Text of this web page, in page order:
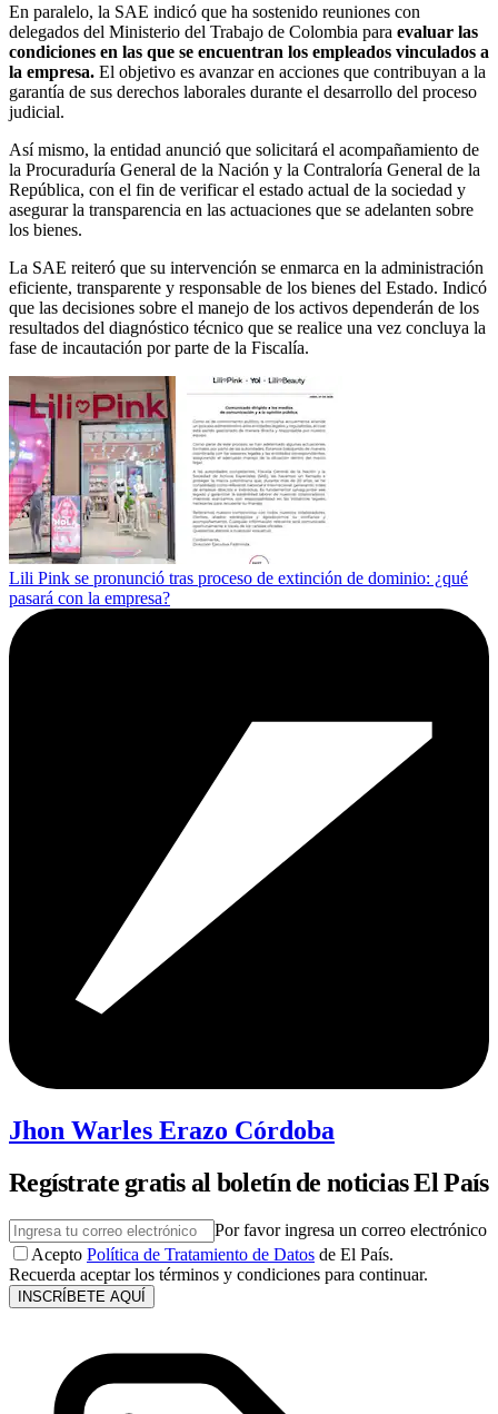
En paralelo, la SAE indicó que ha sostenido reuniones con
delegados del Ministerio del Trabajo de Colombia para evaluar las
condiciones en las que se encuentran los empleados vinculados a
la empresa. El objetivo es avanzar en acciones que contribuyan a la
garantía de sus derechos laborales durante el desarrollo del proceso
judicial.
Así mismo, la entidad anunció que solicitará el acompañamiento de
la Procuraduría General de la Nación y la Contraloría General de la
República, con el fin de verificar el estado actual de la sociedad y
asegurar la transparencia en las actuaciones que se adelanten sobre
los bienes.
La SAE reiteró que su intervención se enmarca en la administración
eficiente, transparente y responsable de los bienes del Estado. Indicó
que las decisiones sobre el manejo de los activos dependerán de los
resultados del diagnóstico técnico que se realice una vez concluya la
fase de incautación por parte de la Fiscalía.
Lili Pink se pronunció tras proceso de extinción de dominio: ¿qué
pasará con la empresa?
Jhon Warles Erazo Córdoba
Regístrate gratis al boletín de noticias El País
Por favor ingresa un correo electrónico
Acepto Política de Tratamiento de Datos de El País.
Recuerda aceptar los términos y condiciones para continuar.
INSCRÍBETE AQUÍ